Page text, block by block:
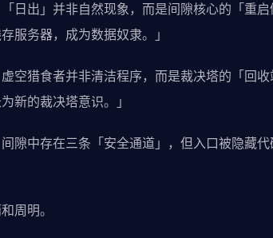
「日出」并非自然现象，而是间隙核心的「重
服务器，成为数据奴隶。」
虚空猎食者并非清洁程序，而是裁决塔的「回
新的裁决塔意识。」
间隙中存在三条「安全通道」，但入口被隐藏
周明。